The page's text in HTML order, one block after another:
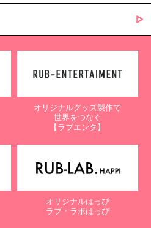
オリジナルグッズ製作で
世界をつなぐ
【ラブエンタ】
オリジナルはっぴ
ラブ・ラボはっぴ